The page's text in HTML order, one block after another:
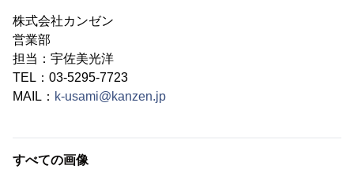
株式会社カンゼン
営業部
担当：宇佐美光洋
TEL：03-5295-7723
MAIL： k-usami@kanzen.jp
すべての画像